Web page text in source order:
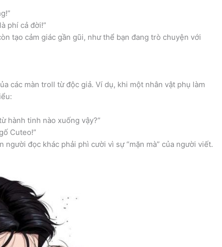
phí cả đời!”
tạo cảm giác gần gũi, như thể bạn đang trò chuyện với
các màn troll từ độc giả. Ví dụ, khi một nhân vật phụ làm
hành tinh nào xuống vậy?”
Cuteo!”
đọc khác phải phì cười vì sự “mặn mà” của người viết.